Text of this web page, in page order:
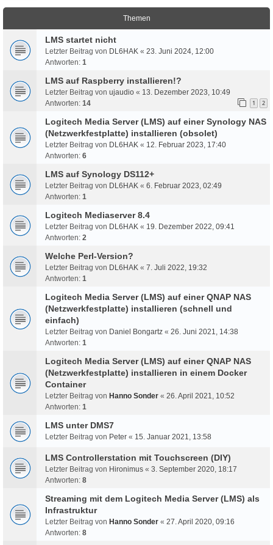
Themen
LMS startet nicht
Letzter Beitrag von DL6HAK « 23. Juni 2024, 12:00
Antworten: 1
LMS auf Raspberry installieren!?
Letzter Beitrag von ujaudio « 13. Dezember 2023, 10:49
Antworten: 14 1 2
Logitech Media Server (LMS) auf einer Synology NAS
(Netzwerkfestplatte) installieren (obsolet)
Letzter Beitrag von DL6HAK « 12. Februar 2023, 17:40
Antworten: 6
LMS auf Synology DS112+
Letzter Beitrag von DL6HAK « 6. Februar 2023, 02:49
Antworten: 1
Logitech Mediaserver 8.4
Letzter Beitrag von DL6HAK « 19. Dezember 2022, 09:41
Antworten: 2
Welche Perl-Version?
Letzter Beitrag von DL6HAK « 7. Juli 2022, 19:32
Antworten: 1
Logitech Media Server (LMS) auf einer QNAP NAS
(Netzwerkfestplatte) installieren (schnell und
einfach)
Letzter Beitrag von Daniel Bongartz « 26. Juni 2021, 14:38
Antworten: 1
Logitech Media Server (LMS) auf einer QNAP NAS
(Netzwerkfestplatte) installieren in einem Docker
Container
Letzter Beitrag von Hanno Sonder « 26. April 2021, 10:52
Antworten: 1
LMS unter DMS7
Letzter Beitrag von Peter « 15. Januar 2021, 13:58
LMS Controllerstation mit Touchscreen (DIY)
Letzter Beitrag von Hironimus « 3. September 2020, 18:17
Antworten: 8
Streaming mit dem Logitech Media Server (LMS) als
Infrastruktur
Letzter Beitrag von Hanno Sonder « 27. April 2020, 09:16
Antworten: 8